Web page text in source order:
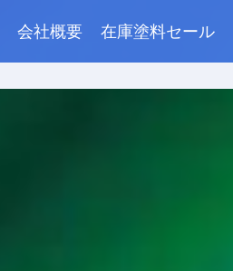
会社概要 在庫塗料セール